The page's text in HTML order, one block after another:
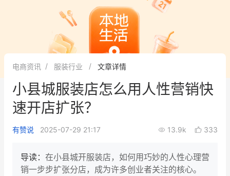
有赞专家说
新零售最佳实践
面对面聊增长
新零售大会
增长产品指南
电商资讯 服装行业 文章详情
小县城服装店怎么用人性营销快
速开店扩张？
有赞说 2025-07-29 21:17 13.9k 333
导读： 在小县城开服装店，如何用巧妙的人性心理营
销一步步扩张分店，成为许多创业者关注的核心。